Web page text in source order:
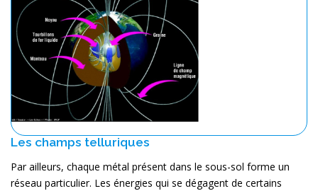
Les champs telluriques
Par ailleurs, chaque métal présent dans le sous-sol forme un
réseau particulier. Les énergies qui se dégagent de certains